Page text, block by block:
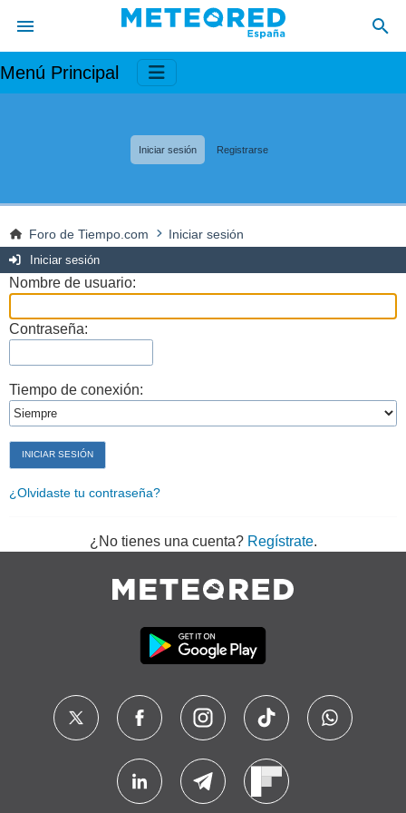
Menú Principal
Iniciar sesión Registrarse
Foro de Tiempo.com Iniciar sesión
Iniciar sesión
Nombre de usuario:
Contraseña:
Tiempo de conexión:
¿Olvidaste tu contraseña?
¿No tienes una cuenta? Regístrate.